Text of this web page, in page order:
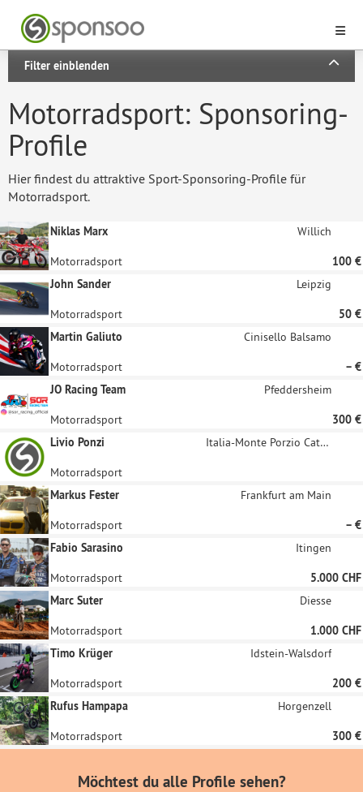
Filter einblenden
Motorradsport: Sponsoring-
Profile
Hier findest du attraktive Sport-Sponsoring-Profile für
Motorradsport.
Niklas Marx Willich
Motorradsport
100 €
John Sander
Leipzig
Motorradsport
50 €
Martin Galiuto
Cinisello Balsamo
Motorradsport
– €
JO Racing Team
Pfeddersheim
Motorradsport
300 €
Livio Ponzi
Italia-Monte Porzio Catone
Motorradsport
Markus Fester
Frankfurt am Main
Motorradsport
– €
Fabio Sarasino
Itingen
Motorradsport
5.000 CHF
Marc Suter
Diesse
Motorradsport
1.000 CHF
Timo Krüger
Idstein-Walsdorf
Motorradsport
200 €
Rufus Hampapa
Horgenzell
Motorradsport 300 €
Möchtest du alle Profile sehen?